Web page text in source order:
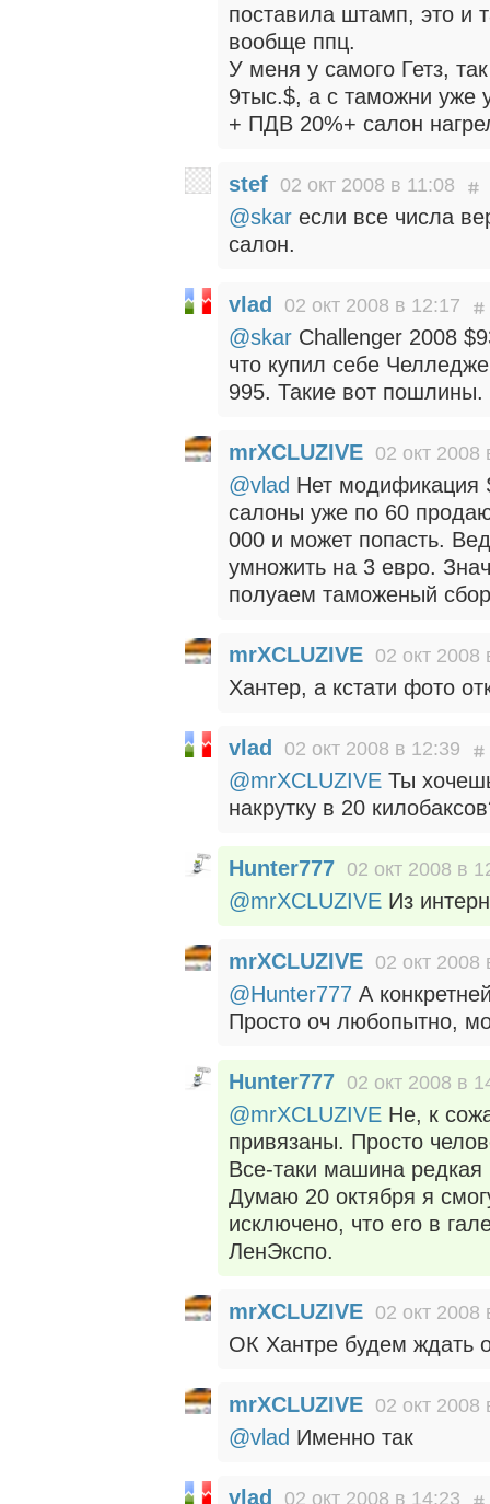
поставила штамп, это и
вообще ппц.
У меня у самого Гетз,
9тыс.$, а с таможни уже
+ ПДВ 20%+ салон
stef 02 окт 2008 в 11:08
@skar если все числа
салон.
vlad 02 окт 2008 в 12:17
@skar Challenger 2008
что купил себе
995. Такие вот пошлины.
mrXCLUZIVE 02 окт 2008
@vlad Нет модификация
салоны уже по 60
000 и может попасть.
умножить на 3 евро.
полуаем таможеный
mrXCLUZIVE 02 окт 2008
Хантер, а кстати фото
vlad 02 окт 2008 в 12:39
@mrXCLUZIVE Ты
накрутку в 20
Hunter777 02 окт 2008 в
@mrXCLUZIVE Из
mrXCLUZIVE 02 окт 2008
@Hunter777 А
Просто оч любопытно,
Hunter777 02 окт 2008 в
@mrXCLUZIVE Не, к
привязаны. Просто
Все-таки машина
Думаю 20 октября я
исключено, что его в
ЛенЭкспо.
mrXCLUZIVE 02 окт 2008
ОК Хантре будем ждать
mrXCLUZIVE 02 окт 2008
@vlad Именно так
vlad 02 окт 2008 в 14:23